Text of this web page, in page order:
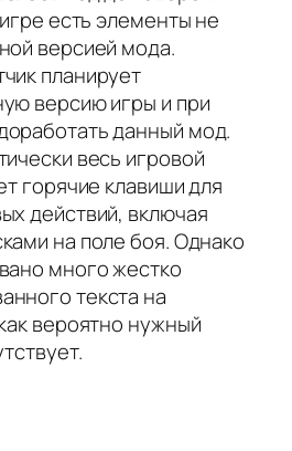
есть элементы не
версией мода.
планирует
версию игры и при
данный мод.
весь игровой
горячие клавиши для
действий, включая
на поле боя. Однако
много жестко
текста на
вероятно нужный